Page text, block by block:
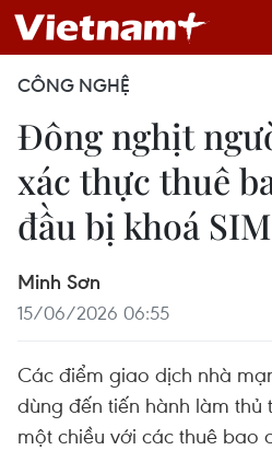
CÔNG NGHỆ
Đông nghịt
xác thực thuê
đầu bị khoá
Minh Sơn
15/06/2026 06:55
Các điểm giao dịch nhà
dùng đến tiến hành làm thủ
một chiều với các thuê bao